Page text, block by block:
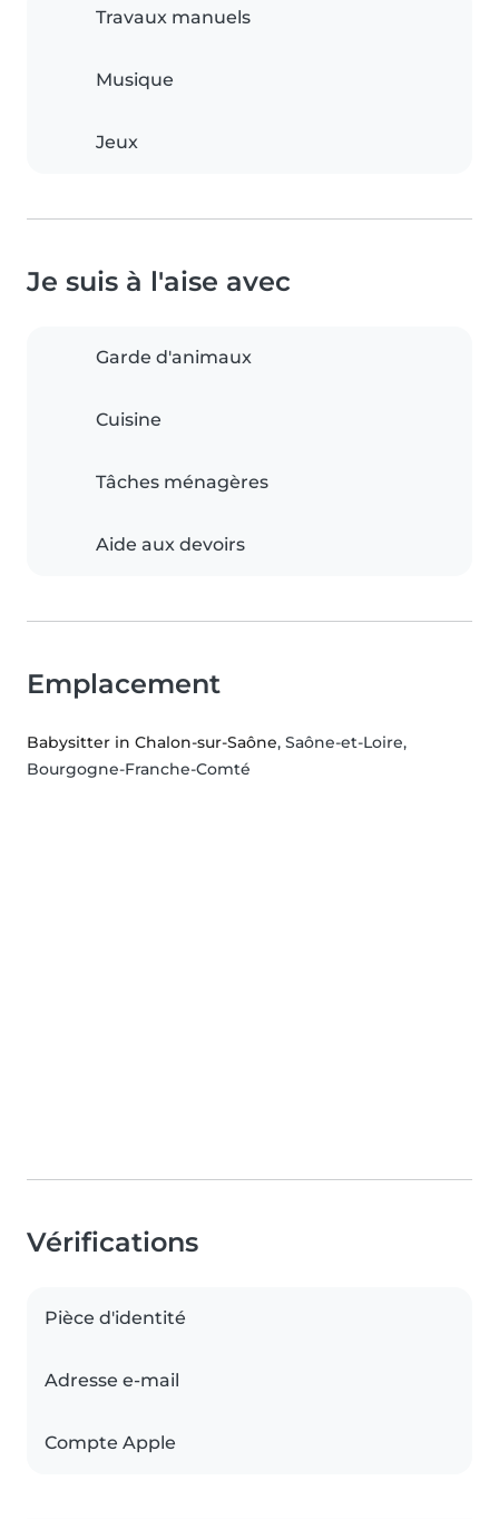
Travaux manuels
Musique
Jeux
Je suis à l'aise avec
Garde d'animaux
Cuisine
Tâches ménagères
Aide aux devoirs
Emplacement
Babysitter in Chalon-sur-Saône, Saône-et-Loire,
Bourgogne-Franche-Comté
Vérifications
Pièce d'identité
Adresse e-mail
Compte Apple